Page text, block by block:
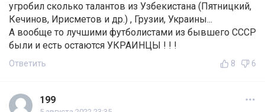
угробил сколько талантов из Узбекистана (Пятницкий,
Кечинов, Ирисметов и др.) , Грузии, Украины...
А вообще то лучшими футболистами из бывшего СССР
были и есть остаются УКРАИНЦЫ ! ! !
Ответить 8 6
199